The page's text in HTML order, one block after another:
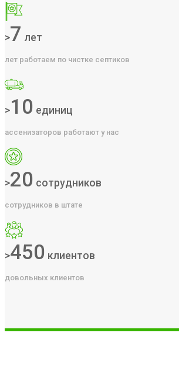
>7 лет
лет работаем по чистке септиков
>10 единиц
ассенизаторов работают у нас
>20 сотрудников
сотрудников в штате
>450 клиентов
довольных клиентов